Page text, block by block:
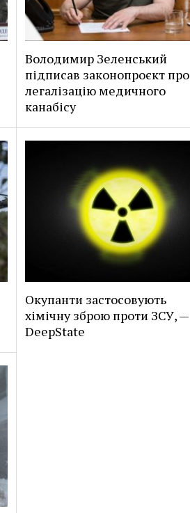
Володимир Зеленський
підписав законопроєкт про
легалізацію медичного
канабісу
Окупанти застосовують
хімічну зброю проти ЗСУ, —
DeepState